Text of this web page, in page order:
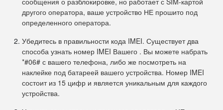
другого оператора, ваше устройство НЕ прошито под
определенного оператора.
Убедитесь в правильности кода IMEI. Существует два
способа узнать номер IMEI Вашего . Вы можете набрать
*#06# с вашего телефона, либо же посмотреть на
наклейке под батареей вашего устройства. Номер IMEI
состоит из 15 цифр и является уникальным для каждого
устройства.